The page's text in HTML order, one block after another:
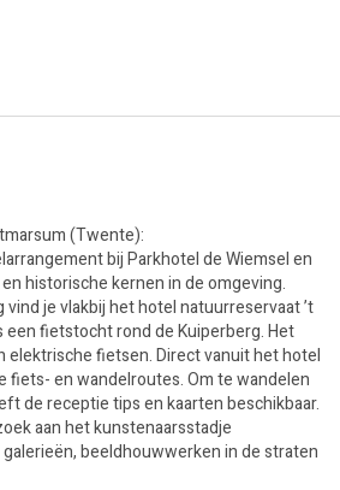
(Twente):
bij Parkhotel de Wiemsel en
historische kernen in de omgeving.
je vlakbij het hotel natuurreservaat ’t
een fietstocht rond de Kuiperberg. Het
fietsen. Direct vanuit het hotel
fiets- en wandelroutes. Om te wandelen
de receptie tips en kaarten beschikbaar.
aan het kunstenaarsstadje
beeldhouwwerken in de straten